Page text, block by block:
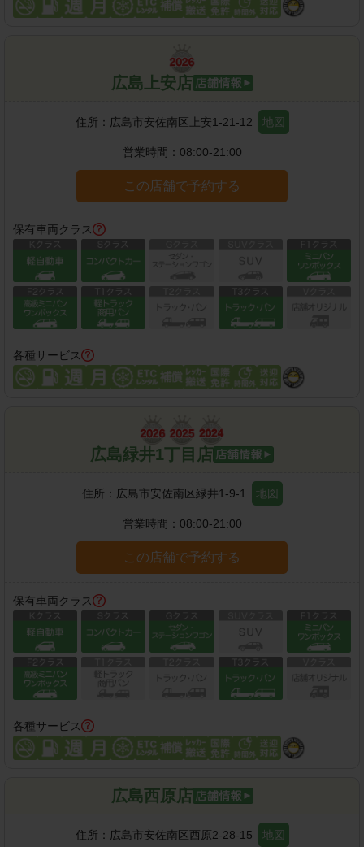
広島上安店
住所： 広島市安佐南区上安1-21-12 地図
営業時間： 08:00-21:00
この店舗で予約する
保有車両クラス
各種サービス
広島緑井1丁目店
住所： 広島市安佐南区緑井1-9-1 地図
営業時間： 08:00-21:00
この店舗で予約する
保有車両クラス
各種サービス
広島西原店
住所： 広島市安佐南区西原2-28-15 地図